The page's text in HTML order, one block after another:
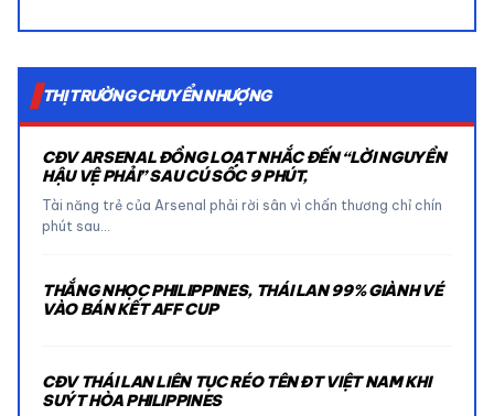
THỊ TRƯỜNG CHUYỂN NHƯỢNG
CĐV ARSENAL ĐỒNG LOẠT NHẮC ĐẾN “LỜI NGUYỀN
HẬU VỆ PHẢI” SAU CÚ SỐC 9 PHÚT,
Tài năng trẻ của Arsenal phải rời sân vì chấn thương chỉ chín
phút sau…
THẮNG NHỌC PHILIPPINES, THÁI LAN 99% GIÀNH VÉ
VÀO BÁN KẾT AFF CUP
CĐV THÁI LAN LIÊN TỤC RÉO TÊN ĐT VIỆT NAM KHI
SUÝT HÒA PHILIPPINES